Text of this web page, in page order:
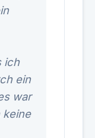
ich
ein
war
keine